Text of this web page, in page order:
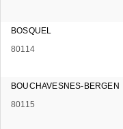
BOSQUEL
80114
BOUCHAVESNES-BERGEN
80115